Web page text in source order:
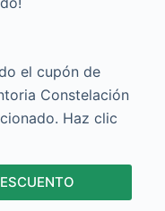
el cupón de
Constelación
Haz clic